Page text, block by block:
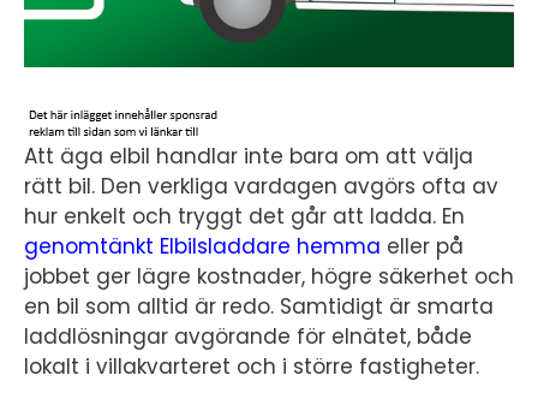
Att äga elbil handlar inte bara om att välja
rätt bil. Den verkliga vardagen avgörs ofta av
hur enkelt och tryggt det går att ladda. En
genomtänkt Elbilsladdare hemma eller på
jobbet ger lägre kostnader, högre säkerhet och
en bil som alltid är redo. Samtidigt är smarta
laddlösningar avgörande för elnätet, både
lokalt i villakvarteret och i större fastigheter.